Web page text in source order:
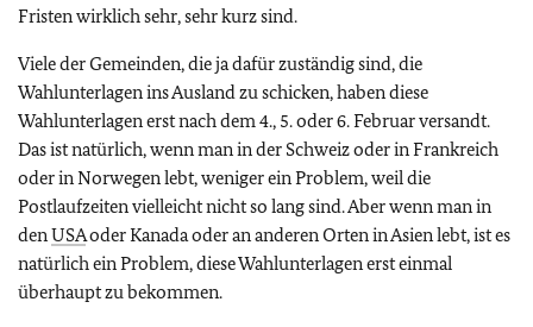
Fristen wirklich sehr, sehr kurz sind.
Viele der Gemeinden, die ja dafür zuständig sind, die
Wahlunterlagen ins Ausland zu schicken, haben diese
Wahlunterlagen erst nach dem 4., 5. oder 6. Februar versandt.
Das ist natürlich, wenn man in der Schweiz oder in Frankreich
oder in Norwegen lebt, weniger ein Problem, weil die
Postlaufzeiten vielleicht nicht so lang sind. Aber wenn man in
denUSAoder Kanada oder an anderen Orten in Asien lebt, ist es
natürlich ein Problem, diese Wahlunterlagen erst einmal
überhaupt zu bekommen.